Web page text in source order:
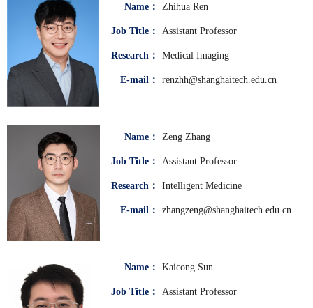
Name： Zhihua Ren
Job Title： Assistant Professor
Research： Medical Imaging
E-mail： renzhh@shanghaitech.edu.cn
Name： Zeng Zhang
Job Title： Assistant Professor
Research： Intelligent Medicine
E-mail： zhangzeng@shanghaitech.edu.cn
Name： Kaicong Sun
Job Title： Assistant Professor